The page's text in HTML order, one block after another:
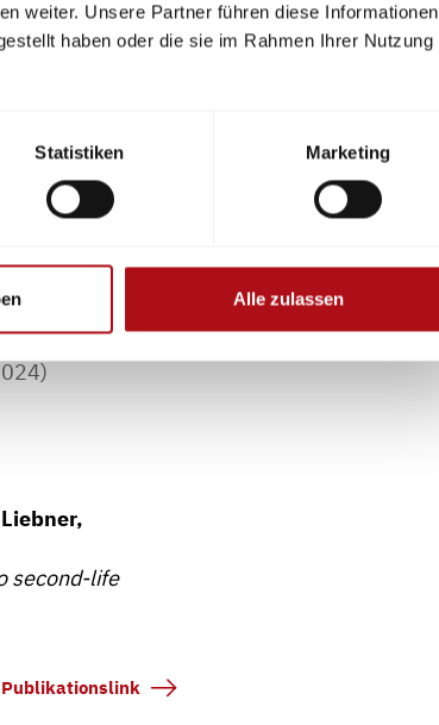
weiter. Unsere Partner führen diese Informationen
haben oder die sie im Rahmen Ihrer Nutzung
Statistiken Marketing
Alle zulassen
Life-Lithium-
(2024), S. 111
second-life
Publikationslink